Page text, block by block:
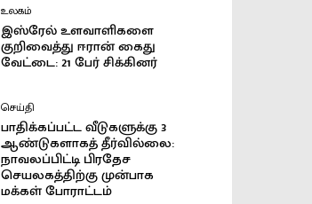
உலகம்
இஸ்ரேல் உளவாளிகளை
குறிவைத்து ஈரான் கைது
வேட்டை: 21 பேர் சிக்கினர்
செய்தி
பாதிக்கப்பட்ட வீடுகளுக்கு 3
ஆண்டுகளாகத் தீர்வில்லை:
நாவலப்பிட்டி பிரதேச
செயலகத்திற்கு முன்பாக
மக்கள் போராட்டம்